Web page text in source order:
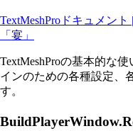
TextMeshProドキュメン
「宴」
TextMeshProの基本的な
インのための各種設定、
す。